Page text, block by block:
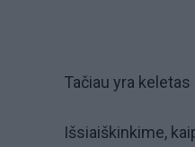
Tačiau yra
Išsiaiškinkime,